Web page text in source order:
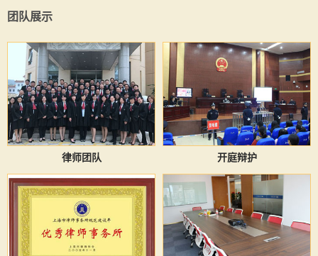
团队展示
律师团队 开庭辩护